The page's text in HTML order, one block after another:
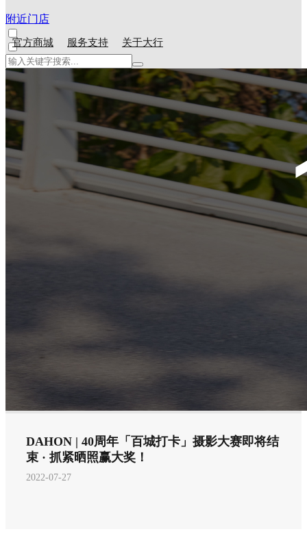
官方商城 服务支持 关于大行
附近门店
DAHON | 40周年「百城打卡」摄影大赛即将结
束 · 抓紧晒照赢大奖！
2022-07-27